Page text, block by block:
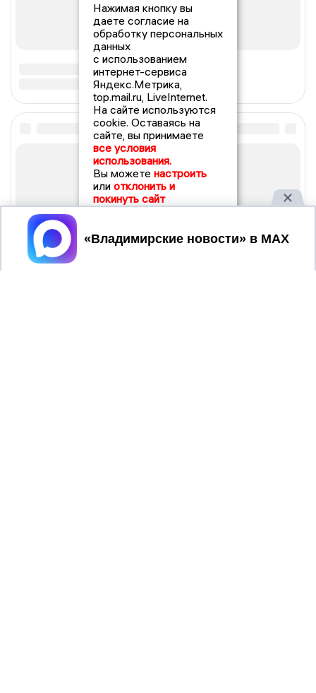
Нажимая кнопку вы
даете согласие на
обработку персональных
данных
с использованием
интернет-сервиса
Яндекс.Метрика,
top.mail.ru, LiveInternet.
На сайте используются
cookie. Оставаясь на
сайте, вы принимаете
все условия
использования.
Вы можете настроить
или отклонить и
покинуть сайт
Принять